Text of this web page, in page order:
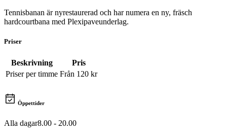
Tennisbanan är nyrestaurerad och har numera en ny, fräsch
hardcourtbana med Plexipaveunderlag.
Priser
Beskrivning
Pris
Priser per timme Från 120 kr
Öppettider
Alla dagar8.00 - 20.00